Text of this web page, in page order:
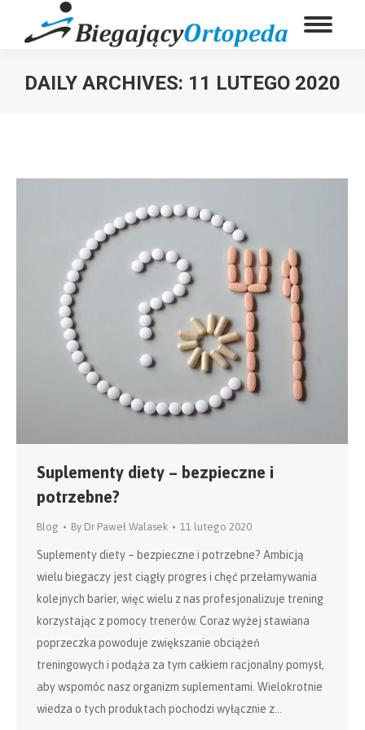
DAILY ARCHIVES: 11 LUTEGO 2020
Suplementy diety – bezpieczne i
potrzebne?
Blog By Dr Paweł Walasek 11 lutego 2020
Suplementy diety – bezpieczne i potrzebne? Ambicją
wielu biegaczy jest ciągły progres i chęć przełamywania
kolejnych barier, więc wielu z nas profesjonalizuje trening
korzystając z pomocy trenerów. Coraz wyżej stawiana
poprzeczka powoduje zwiększanie obciążeń
treningowych i podąża za tym całkiem racjonalny pomysł,
aby wspomóc nasz organizm suplementami. Wielokrotnie
wiedza o tych produktach pochodzi wyłącznie z…